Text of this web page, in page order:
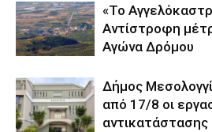
«Το
Αντίστροφη
Αγώνα Δρόμου
Δήμος
από 17/8 οι